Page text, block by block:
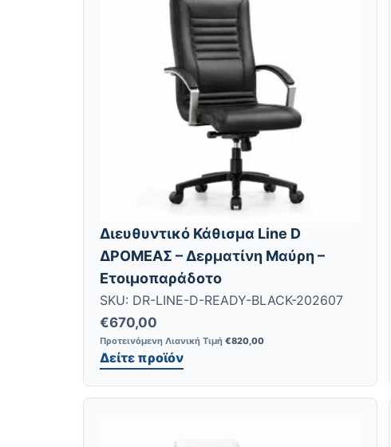
Διευθυντικό Κάθισμα Line D
ΔΡΟΜΕΑΣ – Δερματίνη Μαύρη –
Ετοιμοπαράδοτο
SKU: DR-LINE-D-READY-BLACK-202607
€670,00
Προτεινόμενη Λιανική Τιμή €820,00
Δείτε προϊόν